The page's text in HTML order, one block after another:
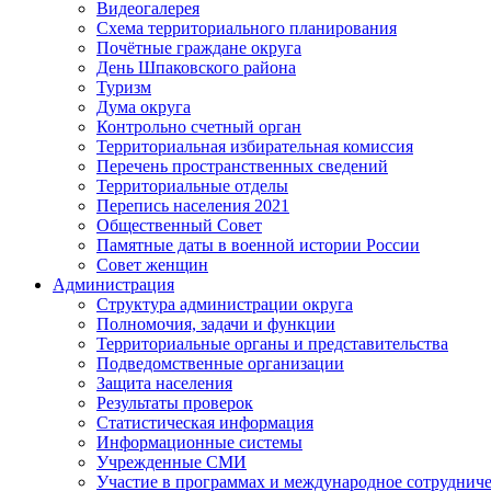
Видеогалерея
Схема территориального планирования
Почётные граждане округа
День Шпаковского района
Туризм
Дума округа
Контрольно счетный орган
Территориальная избирательная комиссия
Перечень пространственных сведений
Территориальные отделы
Перепись населения 2021
Общественный Совет
Памятные даты в военной истории России
Совет женщин
Администрация
Структура администрации округа
Полномочия, задачи и функции
Территориальные органы и представительства
Подведомственные организации
Защита населения
Результаты проверок
Статистическая информация
Информационные системы
Учрежденные СМИ
Участие в программах и международное